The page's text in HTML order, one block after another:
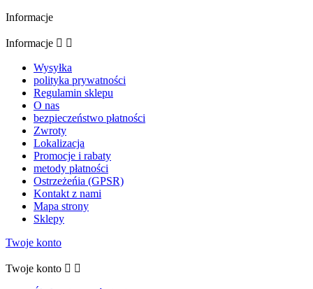
Informacje
Informacje  
Wysyłka
polityka prywatności
Regulamin sklepu
O nas
bezpieczeństwo płatności
Zwroty
Lokalizacja
Promocje i rabaty
metody płatności
Ostrzeżeńia (GPSR)
Kontakt z nami
Mapa strony
Sklepy
Twoje konto
Twoje konto  